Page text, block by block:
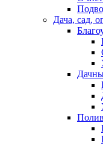
Дача, сад,
Полив